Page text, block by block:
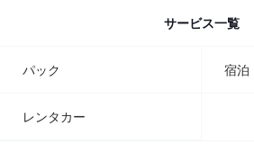
サービス一覧
パック 宿泊
レンタカー